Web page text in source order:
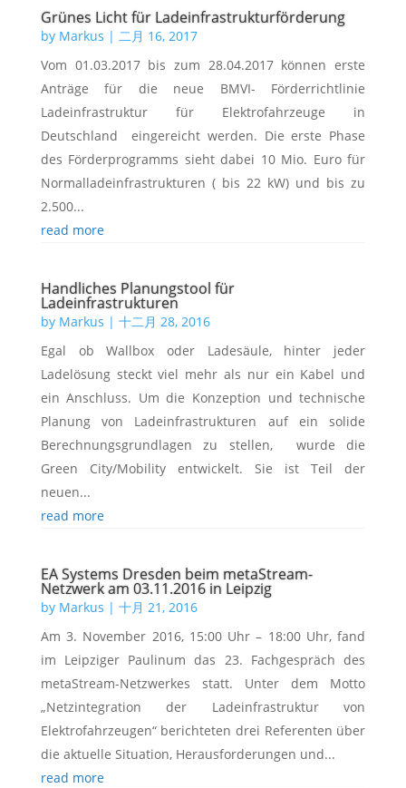
Grünes Licht für Ladeinfrastrukturförderung
by Markus | 二月 16, 2017
Vom 01.03.2017 bis zum 28.04.2017 können erste
Anträge für die neue BMVI- Förderrichtlinie
Ladeinfrastruktur für Elektrofahrzeuge in
Deutschland eingereicht werden. Die erste Phase
des Förderprogramms sieht dabei 10 Mio. Euro für
Normalladeinfrastrukturen ( bis 22 kW) und bis zu
2.500...
read more
Handliches Planungstool für
Ladeinfrastrukturen
by Markus | 十二月 28, 2016
Egal ob Wallbox oder Ladesäule, hinter jeder
Ladelösung steckt viel mehr als nur ein Kabel und
ein Anschluss. Um die Konzeption und technische
Planung von Ladeinfrastrukturen auf ein solide
Berechnungsgrundlagen zu stellen, wurde die
Green City/Mobility entwickelt. Sie ist Teil der
neuen...
read more
EA Systems Dresden beim metaStream-
Netzwerk am 03.11.2016 in Leipzig
by Markus | 十月 21, 2016
Am 3. November 2016, 15:00 Uhr – 18:00 Uhr, fand
im Leipziger Paulinum das 23. Fachgespräch des
metaStream-Netzwerkes statt. Unter dem Motto
„Netzintegration der Ladeinfrastruktur von
Elektrofahrzeugen“ berichteten drei Referenten über
die aktuelle Situation, Herausforderungen und...
read more